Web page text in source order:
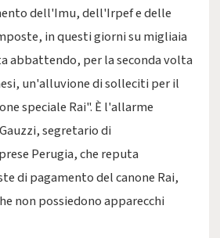
dell'Imu, dell'Irpef e delle
in questi giorni su migliaia
abbattendo, per la seconda volta
un'alluvione di solleciti per il
speciale Rai". È l'allarme
segretario di
Perugia, che reputa
di pagamento del canone Rai,
non possiedono apparecchi